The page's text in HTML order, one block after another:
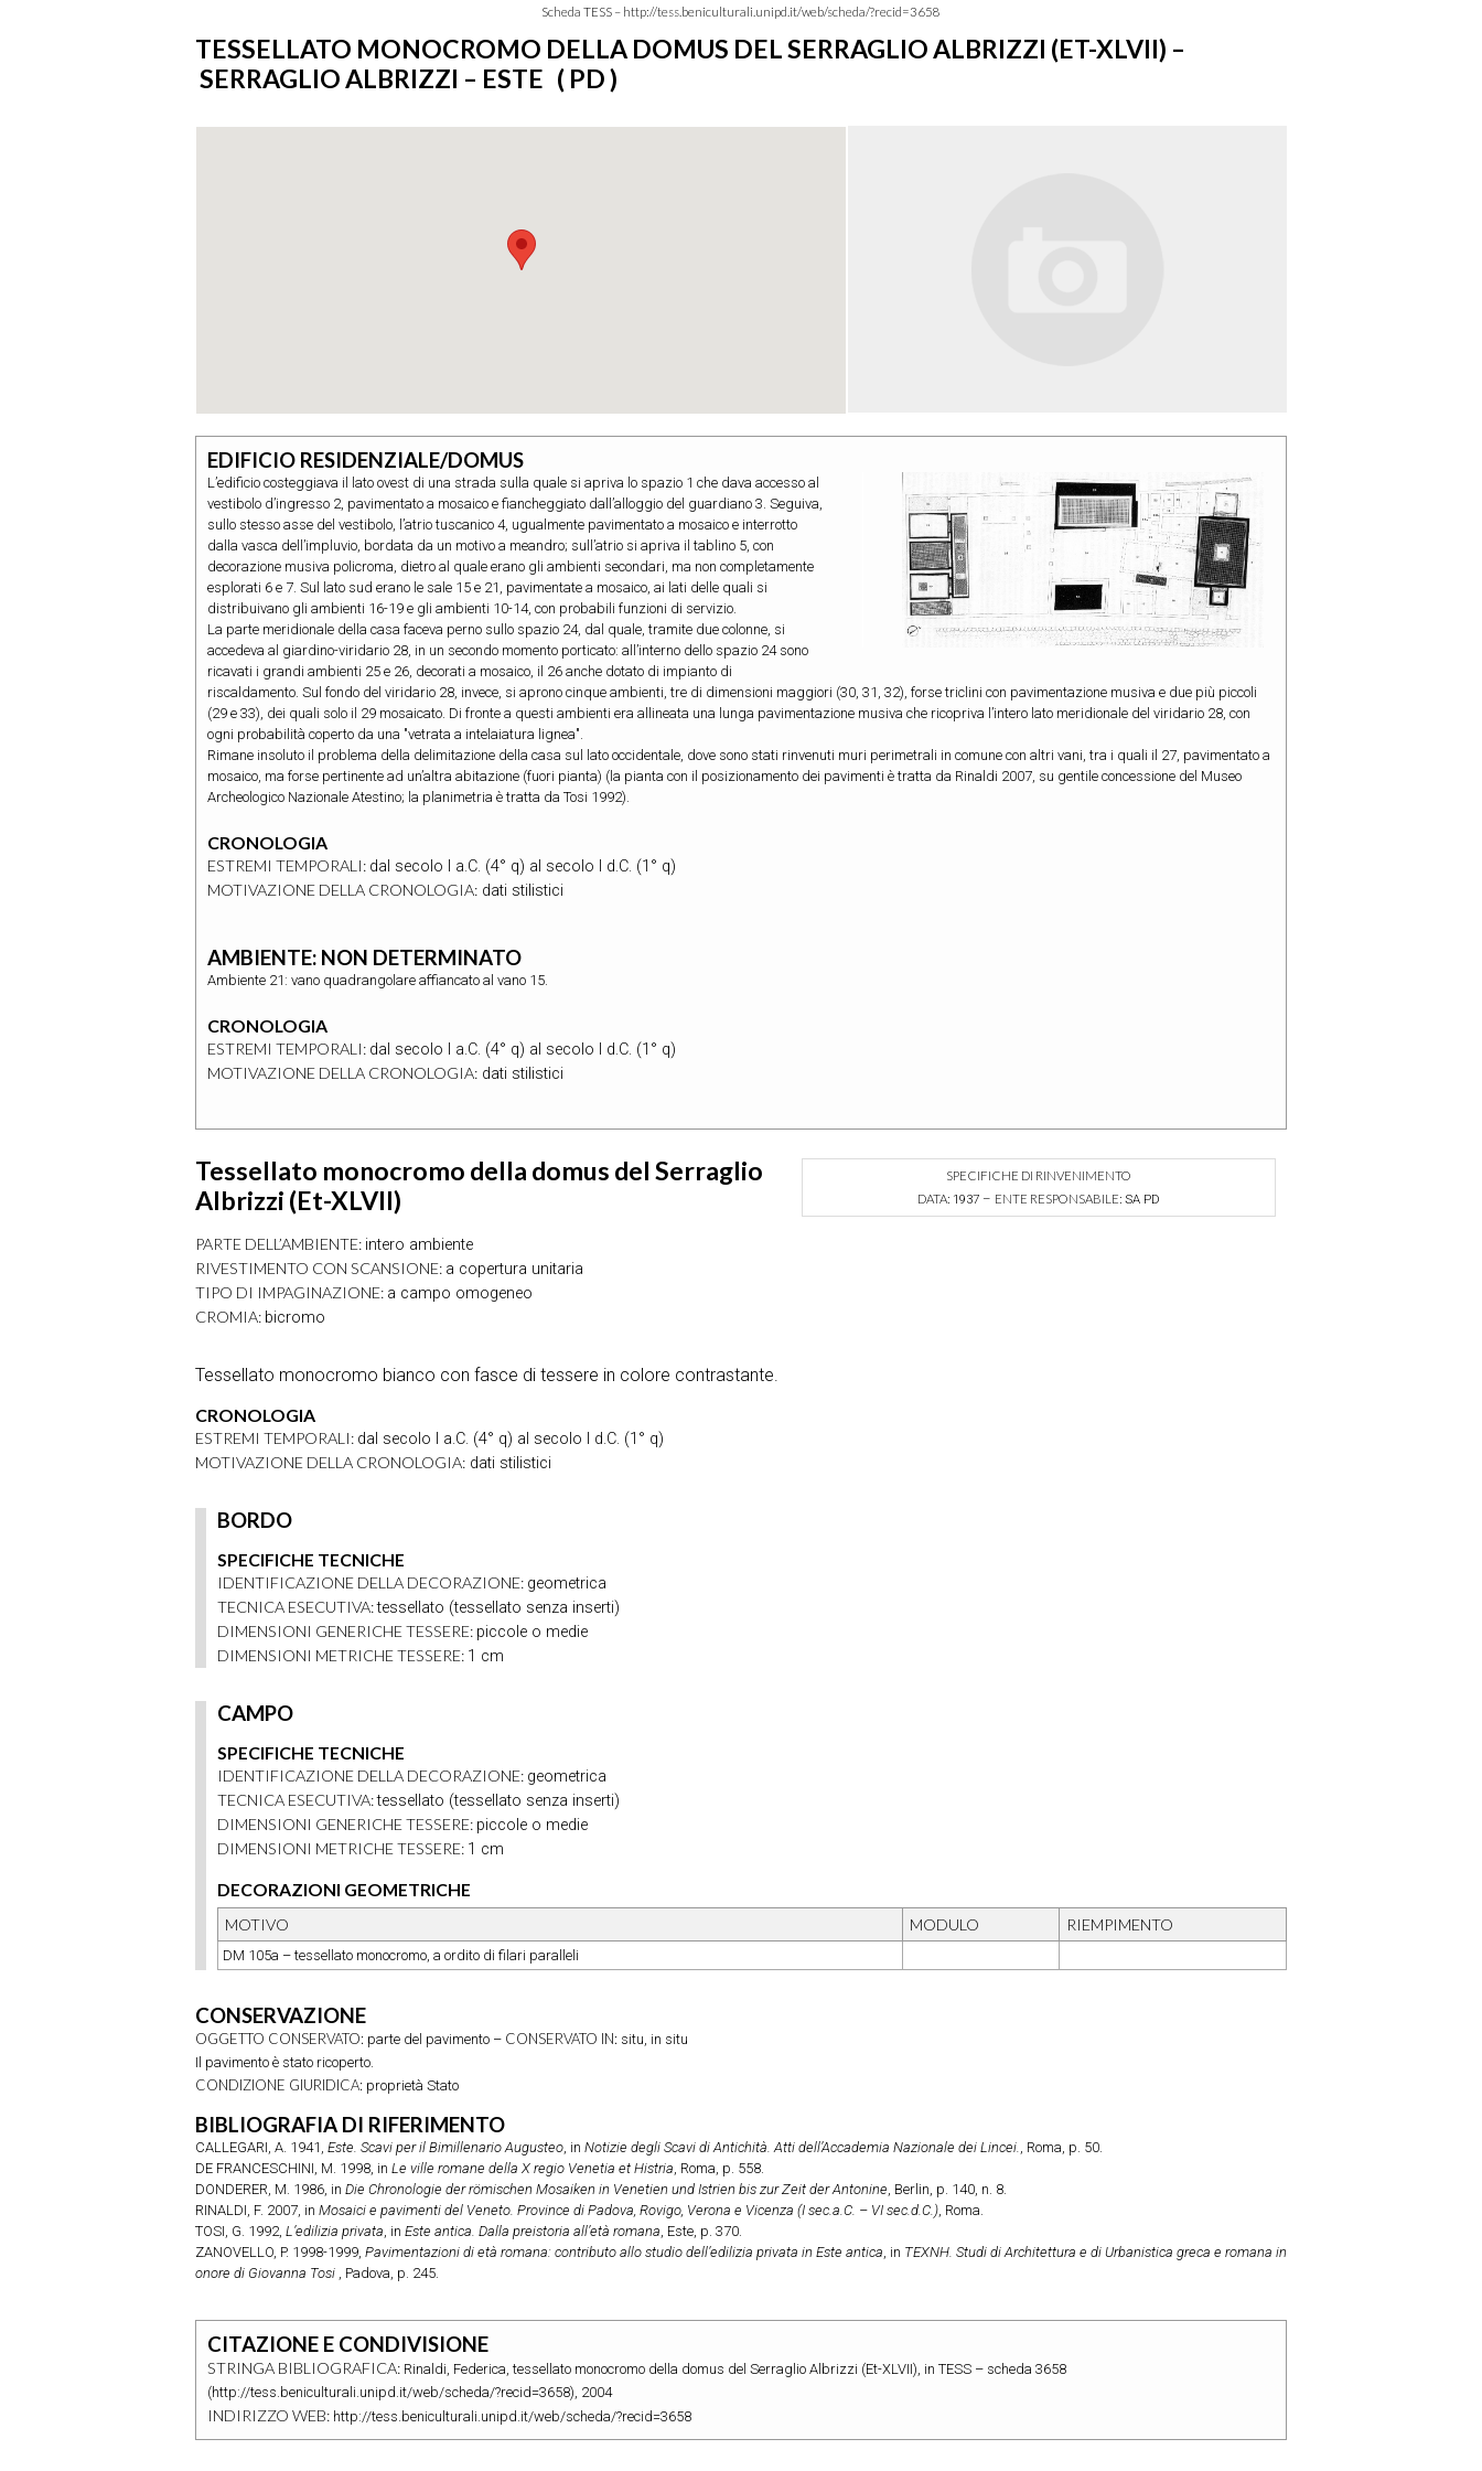
Scheda TESS – http://tess.beniculturali.unipd.it/web/scheda/?recid=3658
TESSELLATO MONOCROMO DELLA DOMUS DEL SERRAGLIO ALBRIZZI (ET-XLVII) –
SERRAGLIO ALBRIZZI – ESTE ( PD )
EDIFICIO RESIDENZIALE/DOMUS
L’edificio costeggiava il lato ovest di una strada sulla quale si apriva lo spazio 1 che dava accesso al
vestibolo d’ingresso 2, pavimentato a mosaico e fiancheggiato dall’alloggio del guardiano 3. Seguiva,
sullo stesso asse del vestibolo, l’atrio tuscanico 4, ugualmente pavimentato a mosaico e interrotto
dalla vasca dell’impluvio, bordata da un motivo a meandro; sull’atrio si apriva il tablino 5, con
decorazione musiva policroma, dietro al quale erano gli ambienti secondari, ma non completamente
esplorati 6 e 7. Sul lato sud erano le sale 15 e 21, pavimentate a mosaico, ai lati delle quali si
distribuivano gli ambienti 16-19 e gli ambienti 10-14, con probabili funzioni di servizio.
La parte meridionale della casa faceva perno sullo spazio 24, dal quale, tramite due colonne, si
accedeva al giardino-viridario 28, in un secondo momento porticato: all’interno dello spazio 24 sono
ricavati i grandi ambienti 25 e 26, decorati a mosaico, il 26 anche dotato di impianto di
riscaldamento. Sul fondo del viridario 28, invece, si aprono cinque ambienti, tre di dimensioni maggiori (30, 31, 32), forse triclini con pavimentazione musiva e due più piccoli
(29 e 33), dei quali solo il 29 mosaicato. Di fronte a questi ambienti era allineata una lunga pavimentazione musiva che ricopriva l’intero lato meridionale del viridario 28, con
ogni probabilità coperto da una "vetrata a intelaiatura lignea".
Rimane insoluto il problema della delimitazione della casa sul lato occidentale, dove sono stati rinvenuti muri perimetrali in comune con altri vani, tra i quali il 27, pavimentato a
mosaico, ma forse pertinente ad un’altra abitazione (fuori pianta) (la pianta con il posizionamento dei pavimenti è tratta da Rinaldi 2007, su gentile concessione del Museo
Archeologico Nazionale Atestino; la planimetria è tratta da Tosi 1992).
CRONOLOGIA
ESTREMI TEMPORALI: dal secolo I a.C. (4° q) al secolo I d.C. (1° q)
MOTIVAZIONE DELLA CRONOLOGIA: dati stilistici
AMBIENTE: NON DETERMINATO
Ambiente 21: vano quadrangolare affiancato al vano 15.
CRONOLOGIA
ESTREMI TEMPORALI: dal secolo I a.C. (4° q) al secolo I d.C. (1° q)
MOTIVAZIONE DELLA CRONOLOGIA: dati stilistici
SPECIFICHE DI RINVENIMENTO
DATA: 1937 – ENTE RESPONSABILE: SA PD
Tessellato monocromo della domus del Serraglio
Albrizzi (Et-XLVII)
PARTE DELL’AMBIENTE: intero ambiente
RIVESTIMENTO CON SCANSIONE: a copertura unitaria
TIPO DI IMPAGINAZIONE: a campo omogeneo
CROMIA: bicromo
Tessellato monocromo bianco con fasce di tessere in colore contrastante.
CRONOLOGIA
ESTREMI TEMPORALI: dal secolo I a.C. (4° q) al secolo I d.C. (1° q)
MOTIVAZIONE DELLA CRONOLOGIA: dati stilistici
BORDO
SPECIFICHE TECNICHE
IDENTIFICAZIONE DELLA DECORAZIONE: geometrica
TECNICA ESECUTIVA:tessellato (tessellato senza inserti)
DIMENSIONI GENERICHE TESSERE: piccole o medie
DIMENSIONI METRICHE TESSERE: 1 cm
CAMPO
SPECIFICHE TECNICHE
IDENTIFICAZIONE DELLA DECORAZIONE: geometrica
TECNICA ESECUTIVA:tessellato (tessellato senza inserti)
DIMENSIONI GENERICHE TESSERE: piccole o medie
DIMENSIONI METRICHE TESSERE: 1 cm
DECORAZIONI GEOMETRICHE
MOTIVO MODULO RIEMPIMENTO
DM 105a – tessellato monocromo, a ordito di filari paralleli
CONSERVAZIONE
OGGETTO CONSERVATO: parte del pavimento – CONSERVATO IN: situ, in situ
Il pavimento è stato ricoperto.
CONDIZIONE GIURIDICA: proprietà Stato
BIBLIOGRAFIA DI RIFERIMENTO
CALLEGARI, A. 1941, Este. Scavi per il Bimillenario Augusteo, in Notizie degli Scavi di Antichità. Atti dell’Accademia Nazionale dei Lincei., Roma, p. 50.
DE FRANCESCHINI, M. 1998, in Le ville romane della X regio Venetia et Histria, Roma, p. 558.
DONDERER, M. 1986, in Die Chronologie der römischen Mosaiken in Venetien und Istrien bis zur Zeit der Antonine, Berlin, p. 140, n. 8.
RINALDI, F. 2007, in Mosaici e pavimenti del Veneto. Province di Padova, Rovigo, Verona e Vicenza (I sec.a.C. – VI sec.d.C.), Roma.
TOSI, G. 1992, L’edilizia privata, in Este antica. Dalla preistoria all’età romana, Este, p. 370.
ZANOVELLO, P. 1998-1999, Pavimentazioni di età romana: contributo allo studio dell’edilizia privata in Este antica, in TEXNH. Studi di Architettura e di Urbanistica greca e romana in
onore di Giovanna Tosi , Padova, p. 245.
CITAZIONE E CONDIVISIONE
STRINGA BIBLIOGRAFICA: Rinaldi, Federica, tessellato monocromo della domus del Serraglio Albrizzi (Et-XLVII), in TESS – scheda 3658
(http://tess.beniculturali.unipd.it/web/scheda/?recid=3658), 2004
INDIRIZZO WEB: http://tess.beniculturali.unipd.it/web/scheda/?recid=3658